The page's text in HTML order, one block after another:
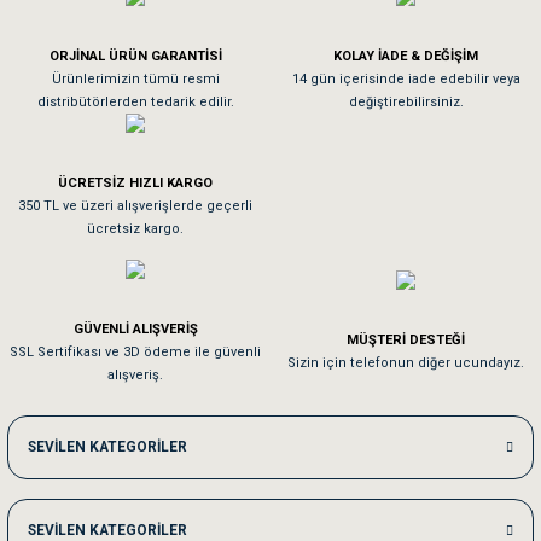
Köpeğim bayıldı hediyeler için teşekkürler
As**** Tu******
Tavşanım kafesinin kalitesine ve paketlemesine bayıldım
Sa**** On******
Kedilerim beğeniyorlar. Memnunuz. Uygun fiyatta olması iyi.
Me***** Ya******
Akşam verdiğim sipariş bir sonraki gün elime ulaştı. Jack russell köpeğim
ORJİNAL ÜRÜN GARANTİSİ
Ürünlerimizin tümü resmi
distribütörlerden tedarik edilir.
KOLAY İADE & DEĞİŞİM
14 gün içerisinde iade edebilir veya
değiştirebilirsiniz.
ÜCRETSİZ HIZLI KARGO
350 TL ve üzeri alışverişlerde geçerli
ücretsiz kargo.
GÜVENLİ ALIŞVERİŞ
SSL Sertifikası ve 3D ödeme ile güvenli
alışveriş.
MÜŞTERİ DESTEĞİ
Sizin için telefonun diğer ucundayız.
SEVİLEN KATEGORİLER
SEVİLEN KATEGORİLER